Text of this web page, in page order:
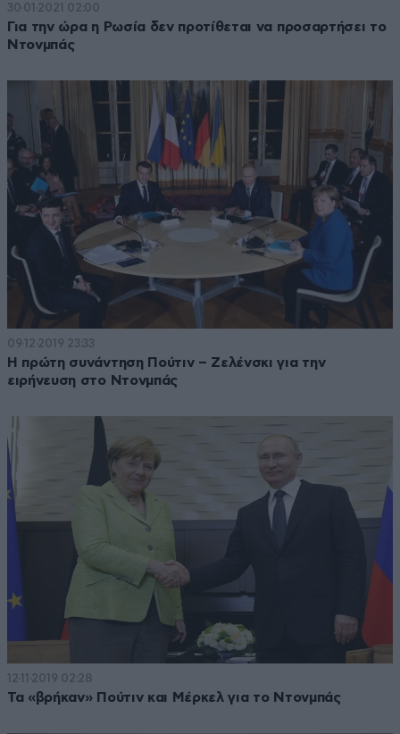
30·01·2021 02:00
Για την ώρα η Ρωσία δεν προτίθεται να προσαρτήσει το
Ντονμπάς
09·12·2019 23:33
Η πρώτη συνάντηση Πούτιν – Ζελένσκι για την
ειρήνευση στο Ντονμπάς
12·11·2019 02:28
Τα «βρήκαν» Πούτιν και Μέρκελ για το Ντονμπάς